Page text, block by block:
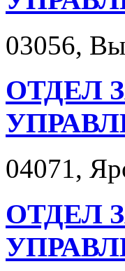
03056,
ОТДЕЛ
04071,
ОТДЕЛ